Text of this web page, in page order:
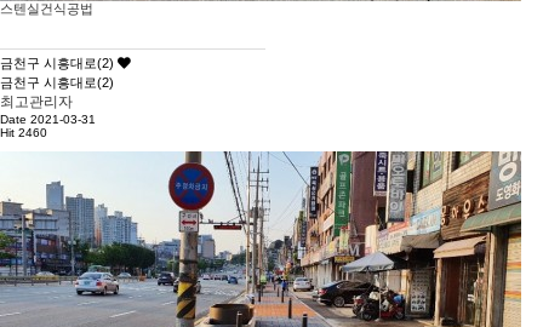
스텐실건식공법
금천구 시흥대로(2)
금천구 시흥대로(2)
최고관리자
Date 2021-03-31
Hit 2460